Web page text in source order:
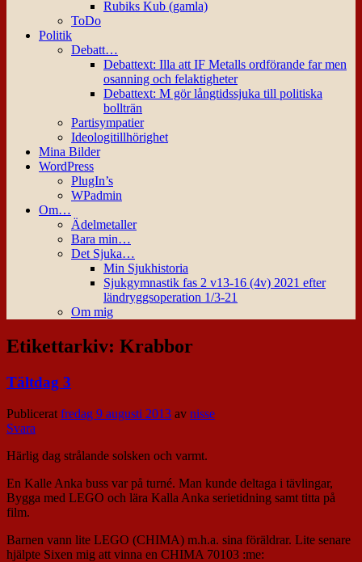
Rubiks Kub (gamla)
ToDo
Politik
Debatt…
Debattext: Illa att IF Metalls ordförande far men
osanning och felaktigheter
Debattext: M gör långtidssjuka till politiska
bollträn
Partisympatier
Ideologitillhörighet
Mina Bilder
WordPress
PlugIn’s
WPadmin
Om…
Ädelmetaller
Bara min…
Det Sjuka…
Min Sjukhistoria
Sjukgymnastik fas 2 v13-16 (4v) 2021 efter
ländryggsoperation 1/3-21
Om mig
Etikettarkiv: Krabbor
Tältdag 3
Publicerat fredag 9 augusti 2013 av nisse
Svara
Härlig dag strålande solsken och varmt.
En Kalle Anka buss var på turné. Man kunde deltaga i tävlingar,
Bygga med LEGO och lära Kalla Anka serietidning samt titta på
film.
Barnen vann lite LEGO (CHIMA) m.h.a. sina föräldrar. Lite senare
hjälpte Sixen mig att vinna en CHIMA 70103 :me: